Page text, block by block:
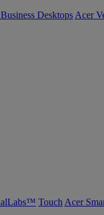
Desktops Acer
Touch Acer